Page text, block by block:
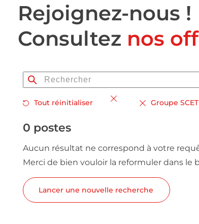
Rejoignez-nous !
Consultez nos
Tout réinitialiser Groupe SCET
0 postes
Aucun résultat ne correspond à votre
Merci de bien vouloir la reformuler dans le
Lancer une nouvelle recherche